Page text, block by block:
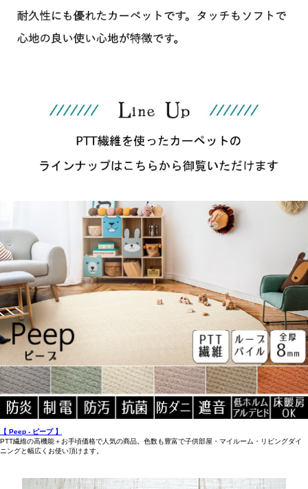
【 Peep - ピープ 】
PTT繊維の高機能＋お手頃価格で人気の商品。色数も豊富で子供部屋・マイルーム・リビングダイ
ニングと幅広くお使い頂けます。